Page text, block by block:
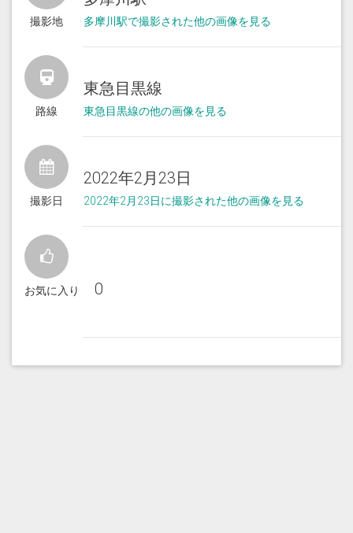
撮影地 多摩川駅で撮影された他の画像を見る
路線
東急目黒線
東急目黒線の他の画像を見る
撮影日
2022年2月23日
2022年2月23日に撮影された他の画像を見る
お気に入り 0